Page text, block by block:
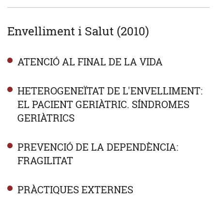
Envelliment i Salut (2010)
ATENCIÓ AL FINAL DE LA VIDA
HETEROGENEÏTAT DE L'ENVELLIMENT:
EL PACIENT GERIÀTRIC. SÍNDROMES
GERIÀTRICS
PREVENCIÓ DE LA DEPENDÈNCIA:
FRAGILITAT
PRÀCTIQUES EXTERNES